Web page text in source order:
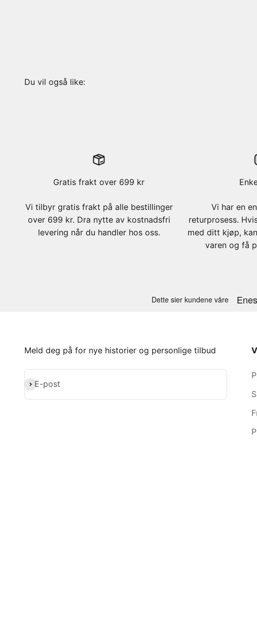
Gratis frakt over 699 kr
Vi tilbyr gratis frakt på alle bestillinger
over 699 kr. Dra nytte av kostnadsfri
levering når du handler hos oss.
Vi har en
returprosess.
med ditt kjøp,
varen og få
Meld deg på for nye historier og personlige tilbud
E-post
Abonner